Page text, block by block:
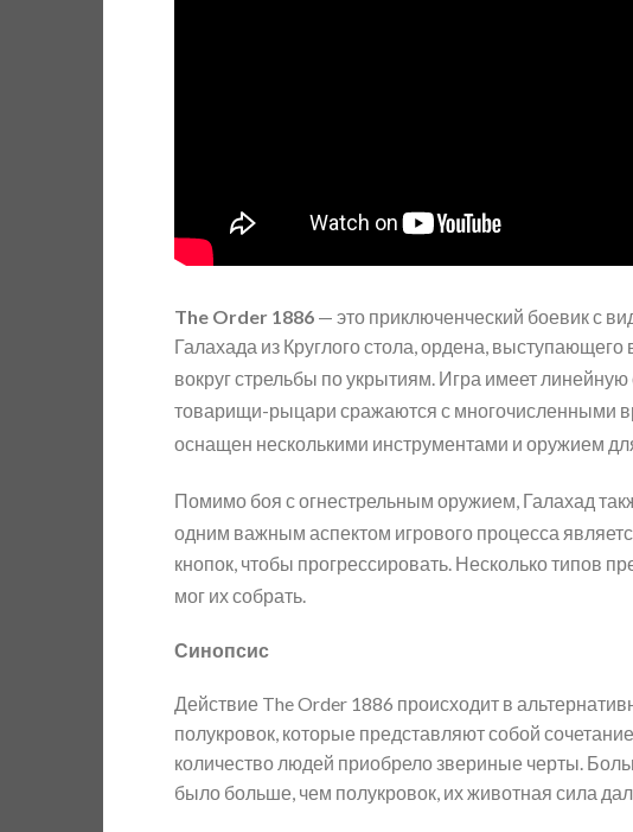
The Order 1886 — это приключенческий боевик с
Галахада из Круглого стола, ордена,
вокруг стрельбы по укрытиям. Игра имеет
товарищи-рыцари сражаются с многочисленными
оснащен несколькими инструментами и оружием
Помимо боя с огнестрельным оружием, Галахад
одним важным аспектом игрового процесса
кнопок, чтобы прогрессировать. Несколько типов
мог их собрать.
Синопсис
Действие The Order 1886 происходит в
полукровок, которые представляют собой
количество людей приобрело звериные черты.
было больше, чем полукровок, их животная сила